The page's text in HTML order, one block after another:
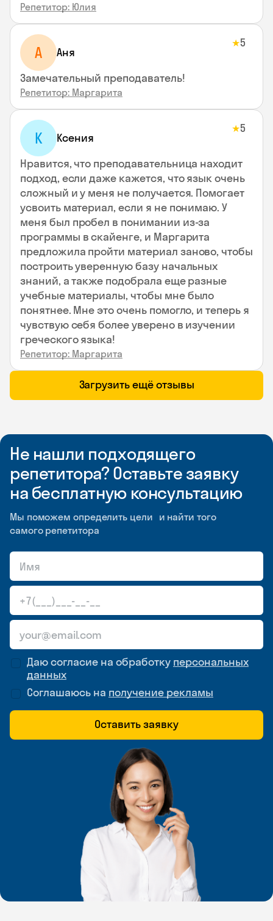
Репетитор: Юлия
А Аня
★5
Замечательный преподаватель!
Репетитор: Маргарита
К Ксения
★5
Нравится, что преподавательница находит
подход, если даже кажется, что язык очень
сложный и у меня не получается. Помогает
усвоить материал, если я не понимаю. У
меня был пробел в понимании из-за
программы в скайенге, и Маргарита
предложила пройти материал заново, чтобы
построить уверенную базу начальных
знаний, а также подобрала еще разные
учебные материалы, чтобы мне было
понятнее. Мне это очень помогло, и теперь я
чувствую себя более уверено в изучении
греческого языка!
Репетитор: Маргарита
Загрузить ещё отзывы
Не нашли подходящего
репетитора? Оставьте заявку
на бесплатную консультацию
Мы поможем определить цели и найти того
самого репетитора
Даю согласие на обработку персональных
данных
Соглашаюсь на получение рекламы
Оставить заявку